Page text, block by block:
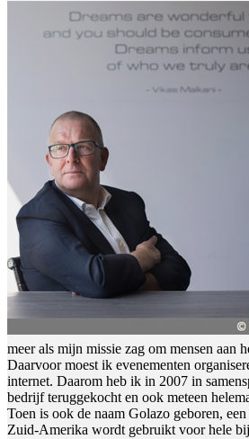
meer als mijn missie zag om mensen aan
Daarvoor moest ik evenementen
internet. Daarom heb ik in 2007 in
bedrijf teruggekocht en ook meteen
Toen is ook de naam Golazo geboren,
Zuid-Amerika wordt gebruikt voor hele